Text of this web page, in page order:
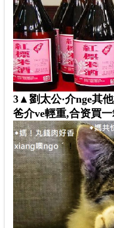
3▲劉太公·介nge其
爸介ve輕重,合资買一